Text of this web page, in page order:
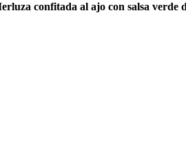
confitada al ajo con salsa verde